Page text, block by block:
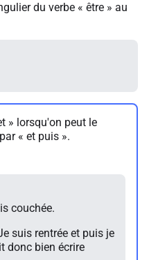
du verbe « être » au
» lorsqu'on peut le
« et puis ».
couchée.
suis rentrée et puis je
donc bien écrire